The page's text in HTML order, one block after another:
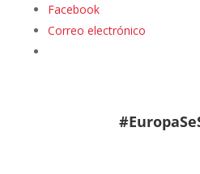
Facebook
Correo electrónico